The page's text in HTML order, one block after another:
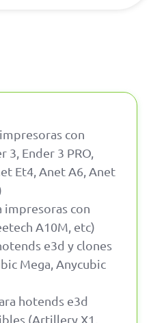
con
3, Ender 3 PRO,
Et4, Anet A6, Anet
impresoras con
A10M, etc)
e3d y clones
Mega, Anycubic
hotends e3d
(Artillery X1,